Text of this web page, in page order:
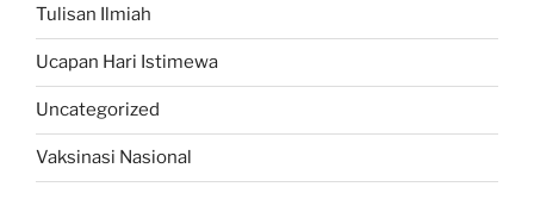
Tulisan Ilmiah
Ucapan Hari Istimewa
Uncategorized
Vaksinasi Nasional